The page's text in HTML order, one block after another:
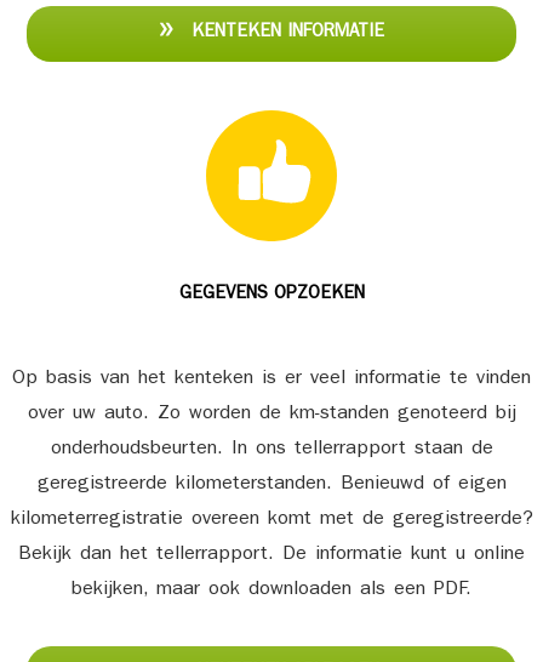
KENTEKEN INFORMATIE
GEGEVENS OPZOEKEN
Op basis van het kenteken is er veel informatie te vinden
over uw auto. Zo worden de km-standen genoteerd bij
onderhoudsbeurten. In ons tellerrapport staan de
geregistreerde kilometerstanden. Benieuwd of eigen
kilometerregistratie overeen komt met de geregistreerde?
Bekijk dan het tellerrapport. De informatie kunt u online
bekijken, maar ook downloaden als een PDF.